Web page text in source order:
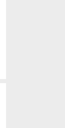
/ Freeride /